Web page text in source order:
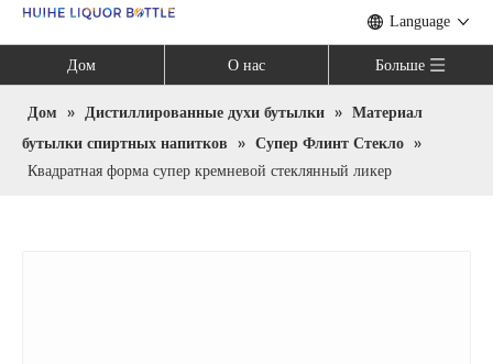
Language
Дом О нас Больше
Дом » Дистиллированные духи бутылки » Материал
бутылки спиртных напитков » Супер Флинт Стекло »
Квадратная форма супер кремневой стеклянный ликер